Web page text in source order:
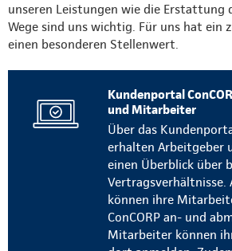
unseren Leistungen wie die Erstattung
Wege sind uns wichtig. Für uns hat ein
einen besonderen Stellenwert.
Kundenportal
und Mitarbeiter
Über das
erhalten Arbeitgeber
einen Überblick über
Vertragsverhältnisse.
können ihre
ConCORP an- und
Mitarbeiter können